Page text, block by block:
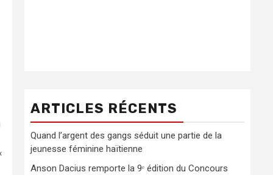
ARTICLES RÉCENTS
Quand l’argent des gangs séduit une partie de la
jeunesse féminine haïtienne
Anson Dacius remporte la 9ᵉ édition du Concours